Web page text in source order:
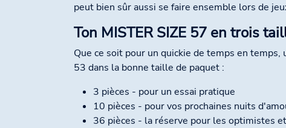
peut bien sûr aussi se faire ensemble lors de
Ton MISTER SIZE 57 en trois
Que ce soit pour un quickie de temps en
53 dans la bonne taille de paquet :
3 pièces - pour un essai pratique
10 pièces - pour vos prochaines nuits
36 pièces - la réserve pour les optimistes